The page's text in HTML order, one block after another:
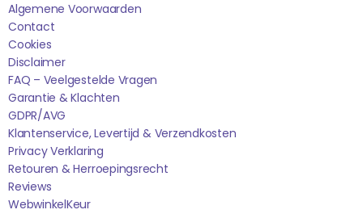
Algemene Voorwaarden
Contact
Cookies
Disclaimer
FAQ – Veelgestelde Vragen
Garantie & Klachten
GDPR/AVG
Klantenservice, Levertijd & Verzendkosten
Privacy Verklaring
Retouren & Herroepingsrecht
Reviews
WebwinkelKEur